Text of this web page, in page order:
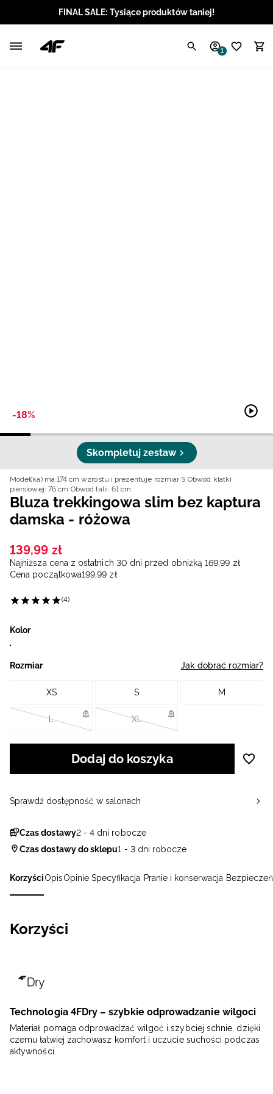
FINAL SALE: Tysiące produktów taniej!
1
-18%
Skompletuj zestaw
Model(ka) ma 174 cm wzrostu i prezentuje rozmiar S Obwód klatki
piersiowej: 76 cm Obwód talii: 61 cm
KorzyściOpisOpinie Specyfikacja Pranie i konserwacja
Korzyści
Technologia 4FDry – szybkie odprowadzanie wilgoci
Materiał pomaga odprowadzać wilgoć i szybciej schnie, dzięki
czemu łatwiej zachowasz komfort i uczucie suchości podczas
aktywności.
Bluza trekkingowa slim bez kaptura
damska - różowa
139,99 zł
Najniższa cena z ostatnich 30 dni przed obniżką 169,99 zł
Cena początkowa199,99 zł
(4)
Kolor
Rozmiar Jak dobrać rozmiar?
XS S M
L XL
Dodaj do koszyka
Czas dostawy2 - 4 dni robocze
Czas dostawy do sklepu1 - 3 dni robocze
Sprawdź dostępność w salonach